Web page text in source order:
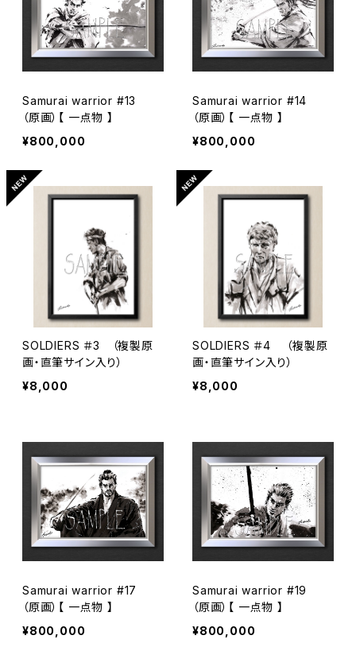
Samurai warrior #13
（原画）【 一点物 】
¥800,000
Samurai warrior #14
（原画）【 一点物 】
¥800,000
SOLDIERS ＃3 （複製原
画・直筆サイン入り）
¥8,000
SOLDIERS ＃4 （複製原
画・直筆サイン入り）
¥8,000
Samurai warrior #17
（原画）【 一点物 】
¥800,000
Samurai warrior #19
（原画）【 一点物 】
¥800,000